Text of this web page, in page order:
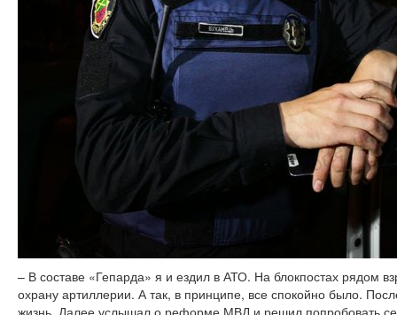
– В составе «Гепарда» я и ездил в АТО. На блокпостах рядом
охрану артиллерии. А так, в принципе, все спокойно было.
жизнь. Далее услышал о реформе МВД и решил попробовать